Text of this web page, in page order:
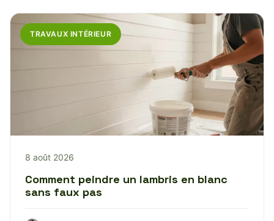
TRAVAUX INTÉRIEUR
8 août 2026
Comment peindre un lambris en blanc
sans faux pas